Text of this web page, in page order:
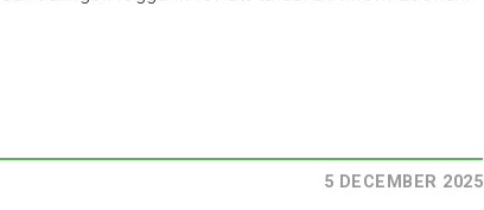
5 DECEMBER 2025